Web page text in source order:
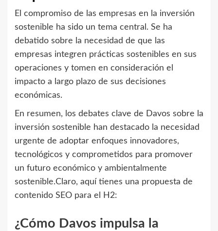
El compromiso de las empresas en la inversión
sostenible ha sido un tema central. Se ha
debatido sobre la necesidad de que las
empresas integren prácticas sostenibles en sus
operaciones y tomen en consideración el
impacto a largo plazo de sus decisiones
económicas.
En resumen, los debates clave de Davos sobre la
inversión sostenible han destacado la necesidad
urgente de adoptar enfoques innovadores,
tecnológicos y comprometidos para promover
un futuro económico y ambientalmente
sostenible.Claro, aquí tienes una propuesta de
contenido SEO para el H2:
¿Cómo Davos impulsa la